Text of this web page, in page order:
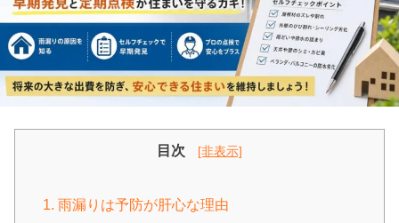
目次 [非表示]
1. 雨漏りは予防が肝心な理由